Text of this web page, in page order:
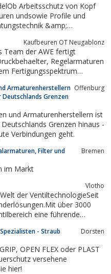
Arbeitsschutz von Kopf
&amp;
und...
Kaufbeuren OT Neugablonz
Team der AWE fertigt
Armaturenherstellern
Deutschlands Grenzen
Offenburg
Grenzen hinaus -
Verbindungen geht.
Filter und
Bremen
im Markt
Vlotho
der VentiltechnologieSeit
über 3000
eine führende
- Straub
Dorsten
versehene
hier!